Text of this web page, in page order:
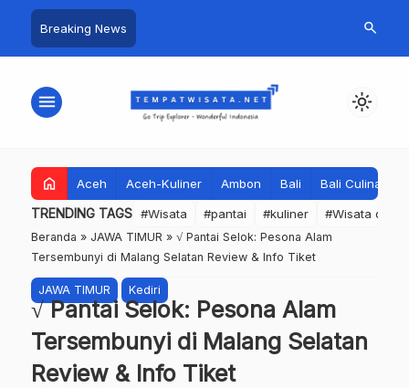
Breaking News search
menu light_mode
home Aceh Aceh-Kuliner Ambon Bali Bali Culinary
TRENDING TAGS #Wisata #pantai #kuliner #Wisata dan
Beranda » JAWA TIMUR » √ Pantai Selok: Pesona Alam
Tersembunyi di Malang Selatan Review & Info Tiket
JAWA TIMUR Kediri
√ Pantai Selok: Pesona Alam
Tersembunyi di Malang Selatan
Review & Info Tiket